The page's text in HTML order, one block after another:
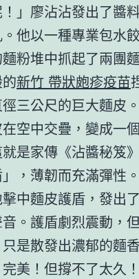
」廖沾沾發出了醬
他以一種專業包水
粉堆中抓起了兩團
新竹 帶狀皰疹疫苗
三公尺的巨大麵皮
空中交疊，變成一
是家傳《沾醬秘笈
，薄韌而充滿彈性
中麵皮護盾，發出
。護盾劇烈震動，
是散發出濃郁的麵
美！但撐不了太久